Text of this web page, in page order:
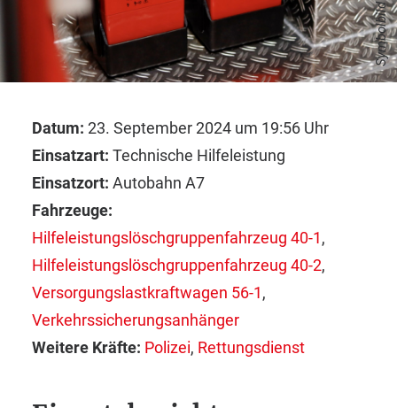
Symbolbild
Datum: 23. September 2024 um 19:56 Uhr
Einsatzart: Technische Hilfeleistung
Einsatzort: Autobahn A7
Fahrzeuge:
Hilfeleistungslöschgruppenfahrzeug 40-1,
Hilfeleistungslöschgruppenfahrzeug 40-2,
Versorgungslastkraftwagen 56-1,
Verkehrssicherungsanhänger
Weitere Kräfte: Polizei, Rettungsdienst